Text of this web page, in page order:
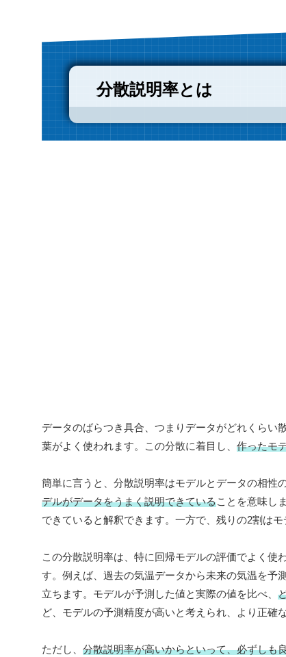
分散説明率とは
データのばらつき具合、つまりデータがどれくらい
葉がよく使われます。この分散に着目し、 作ったモ
簡単に言うと、分散説明率はモデルとデータの相性
デルがデータをうまく説明できていることを意味し
できていると解釈できます。一方で、残りの2割は
この分散説明率は、特に回帰モデルの評価でよく
す。例えば、過去の気温データから未来の気温を予
立ちます。モデルが予測した値と実際の値を比べ、
ど、モデルの予測精度が高いと考えられ、より正確
ただし、 分散説明率が高いからといって、必ずしも